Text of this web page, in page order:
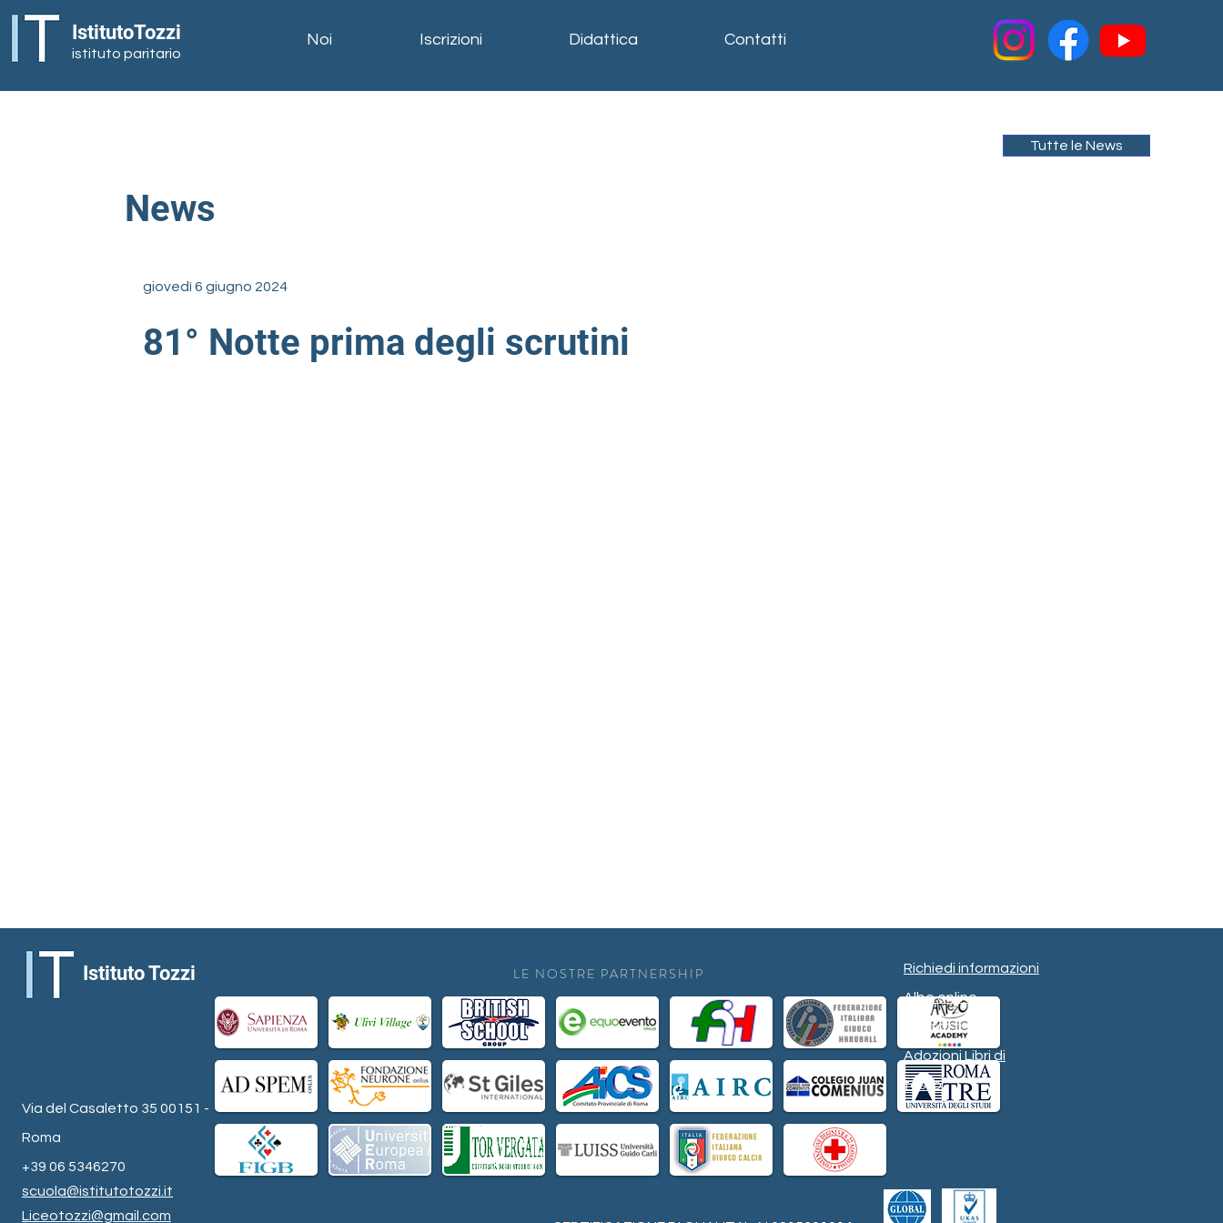
IstitutoTozzi
istituto paritario
Noi Iscrizioni Didattica Contatti
News
Tutte le News
giovedì 6 giugno 2024
81° Notte prima degli scrutini
Istituto Tozzi
Via del Casaletto 35 00151 -
Roma
+39 06 5346270
scuola@istitutotozzi.it
Liceotozzi@gmail.com
LE NOSTRE PARTNERSHIP
Richiedi informazioni
Albo online
Contatti
Adozioni Libri di
testo